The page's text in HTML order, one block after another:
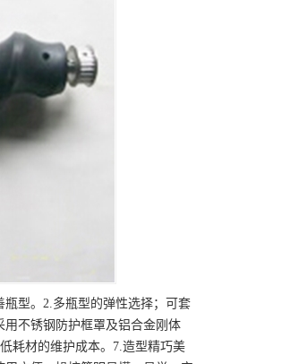
型。2.多瓶型的弹性选择；可套
用不锈钢防护框罩及铝合金刚体
耗材的维护成本。7.造型精巧美